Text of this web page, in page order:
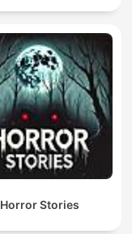
Horror Stories